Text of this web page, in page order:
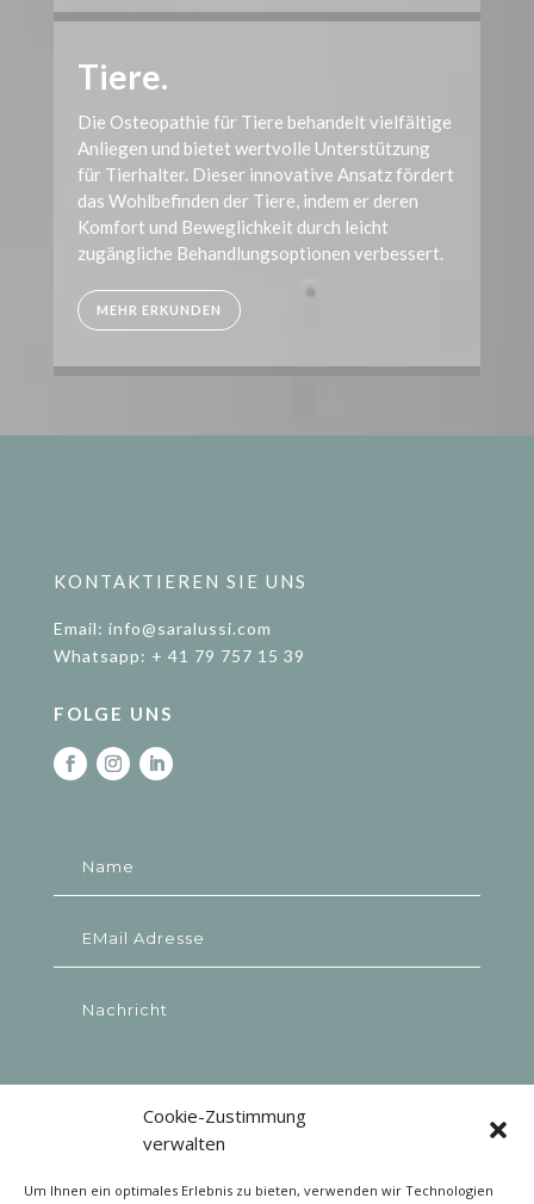
Cookie-Zustimmung
verwalten
Um Ihnen ein optimales Erlebnis zu bieten, verwenden wir Technologien
Tiere.
Die Osteopathie für Tiere behandelt vielfältige
Anliegen und bietet wertvolle Unterstützung
für Tierhalter. Dieser innovative Ansatz fördert
das Wohlbefinden der Tiere, indem er deren
Komfort und Beweglichkeit durch leicht
zugängliche Behandlungsoptionen verbessert.
MEHR ERKUNDEN
Email: info@saralussi.com